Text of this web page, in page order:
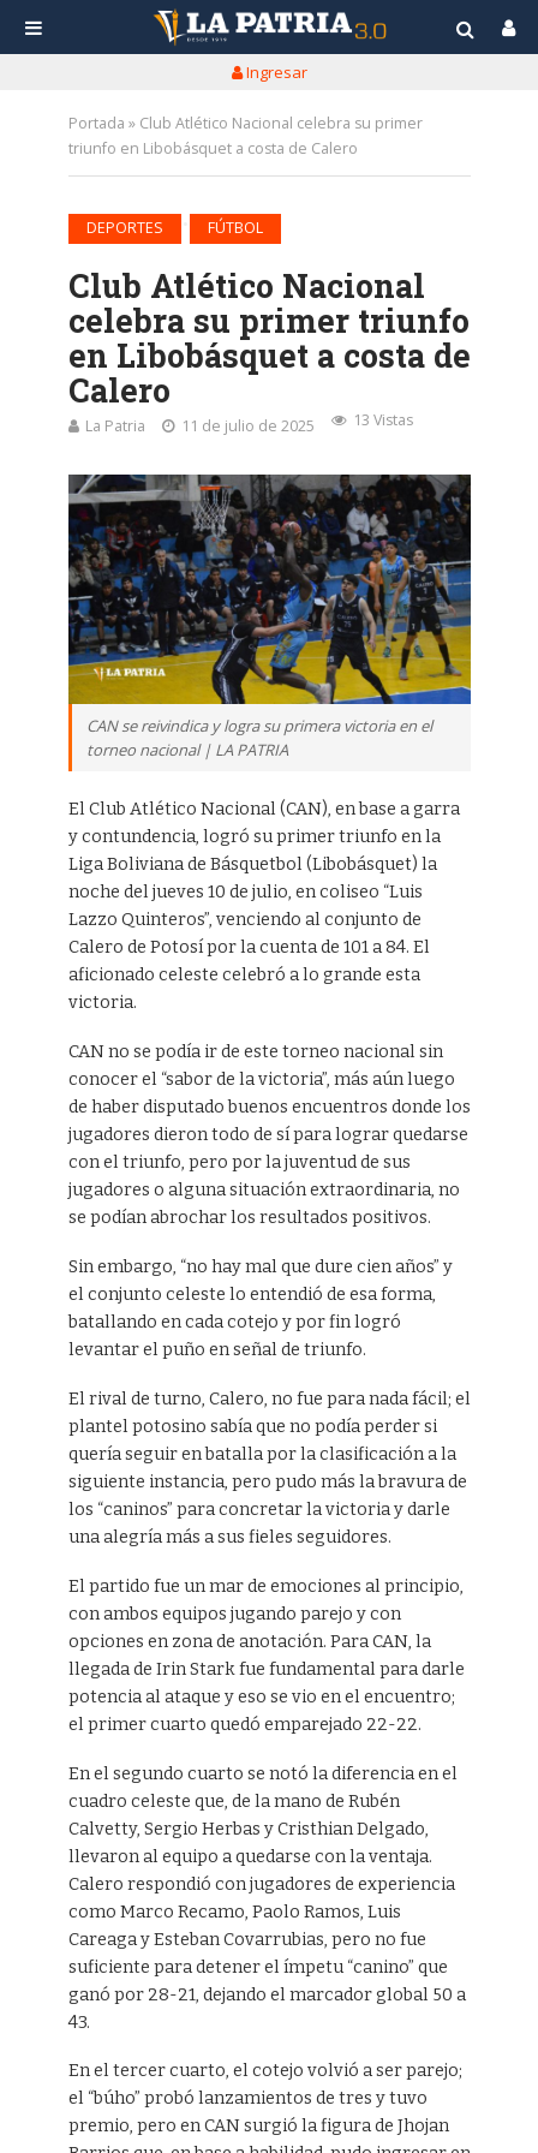
Ingresar
Portada » Club Atlético Nacional celebra su primer
triunfo en Libobásquet a costa de Calero
DEPORTES FÚTBOL
Club Atlético Nacional
celebra su primer triunfo
en Libobásquet a costa de
Calero
La Patria 11 de julio de 2025 13 Vistas
CAN se reivindica y logra su primera victoria en el
torneo nacional | LA PATRIA
El Club Atlético Nacional (CAN), en base a garra
y contundencia, logró su primer triunfo en la
Liga Boliviana de Básquetbol (Libobásquet) la
noche del jueves 10 de julio, en coliseo “Luis
Lazzo Quinteros”, venciendo al conjunto de
Calero de Potosí por la cuenta de 101 a 84. El
aficionado celeste celebró a lo grande esta
victoria.
CAN no se podía ir de este torneo nacional sin
conocer el “sabor de la victoria”, más aún luego
de haber disputado buenos encuentros donde los
jugadores dieron todo de sí para lograr quedarse
con el triunfo, pero por la juventud de sus
jugadores o alguna situación extraordinaria, no
se podían abrochar los resultados positivos.
Sin embargo, “no hay mal que dure cien años” y
el conjunto celeste lo entendió de esa forma,
batallando en cada cotejo y por fin logró
levantar el puño en señal de triunfo.
El rival de turno, Calero, no fue para nada fácil; el
plantel potosino sabía que no podía perder si
quería seguir en batalla por la clasificación a la
siguiente instancia, pero pudo más la bravura de
los “caninos” para concretar la victoria y darle
una alegría más a sus fieles seguidores.
El partido fue un mar de emociones al principio,
con ambos equipos jugando parejo y con
opciones en zona de anotación. Para CAN, la
llegada de Irin Stark fue fundamental para darle
potencia al ataque y eso se vio en el encuentro;
el primer cuarto quedó emparejado 22-22.
En el segundo cuarto se notó la diferencia en el
cuadro celeste que, de la mano de Rubén
Calvetty, Sergio Herbas y Cristhian Delgado,
llevaron al equipo a quedarse con la ventaja.
Calero respondió con jugadores de experiencia
como Marco Recamo, Paolo Ramos, Luis
Careaga y Esteban Covarrubias, pero no fue
suficiente para detener el ímpetu “canino” que
ganó por 28-21, dejando el marcador global 50 a
43.
En el tercer cuarto, el cotejo volvió a ser parejo;
el “búho” probó lanzamientos de tres y tuvo
premio, pero en CAN surgió la figura de Jhojan